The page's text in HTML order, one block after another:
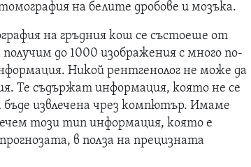
на белите дробове и мозъка.
на гръдния кош се състоеше от
до 1000 изображения с много по-
Никой рентгенолог не може да
Те съдържат информация, която не се
извлечена чрез компютър. Имаме
този тип информация, която е
в полза на прецизната